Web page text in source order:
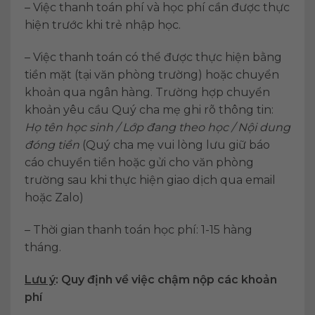
– Việc thanh toán phí và học phí cần được thực
hiện trước khi trẻ nhập học.
– Việc thanh toán có thể được thực hiện bằng
tiền mặt (tại văn phòng trường) hoặc chuyển
khoản qua ngân hàng. Trường hợp chuyển
khoản yêu cầu Quý cha mẹ ghi rõ thông tin:
Họ tên học sinh / Lớp đang theo học / Nội dung
đóng tiền (Quý cha mẹ vui lòng lưu giữ báo
cáo chuyển tiền hoặc gửi cho văn phòng
trường sau khi thực hiện giao dịch qua email
hoặc Zalo)
– Thời gian thanh toán học phí: 1-15 hàng
tháng.
Lưu ý: Quy định về việc chậm nộp các khoản
phí